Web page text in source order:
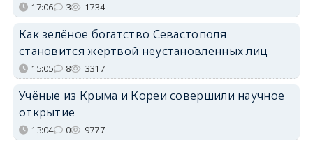
17:06 3 1734
Как зелёное богатство Севастополя
становится жертвой неустановленных лиц
15:05 8 3317
Учёные из Крыма и Кореи совершили научное
открытие
13:04 0 9777